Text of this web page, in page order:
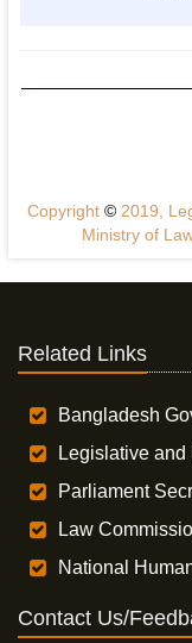
Copyright ©2019,
Ministry of
Related Links
Bangladesh
Legislative
Parliament
Law
National
Contact Us/